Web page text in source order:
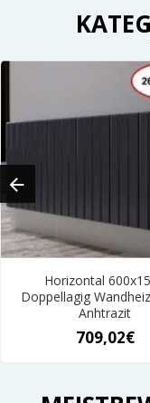
Horizontal
Doppellagig
Anhtrazit
709,02€